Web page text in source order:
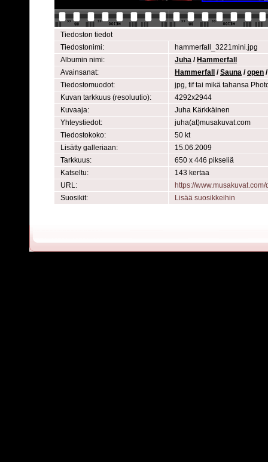
Tiedoston tiedot
Tiedostonimi:
hammerfall_3221mini.jpg
Albumin nimi:
Juha / Hammerfall
Avainsanat:
Hammerfall /Sauna /open
Tiedostomuodot:
jpg, tif tai mikä tahansa
Kuvan tarkkuus (resoluutio):
4292x2944
Kuvaaja:
Juha Kärkkäinen
Yhteystiedot:
juha(at)musakuvat.com
Tiedostokoko:
50 kt
Lisätty galleriaan:
15.06.2009
Tarkkuus:
650 x 446 pikseliä
Katseltu:
143 kertaa
URL:
https://
Suosikit:
Lisää suosikkeihin